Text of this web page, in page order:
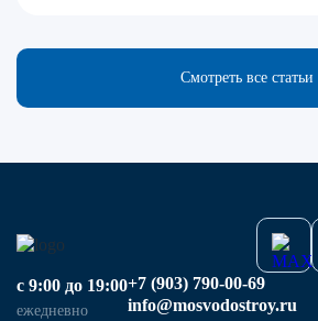
Смотреть все статьи
с 9:00 до 19:00
ежедневно
+7 (903) 790-00-69
info@mosvodostroy.ru